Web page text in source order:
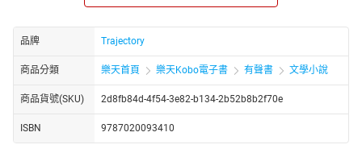
only conveyed a timeless story of survival under the harshest of
circumstances, she also created two of the most famous lovers in
the English-speaking world since Romeo and Juliet.
品牌 Trajectory
商品分類 樂天首頁 樂天Kobo電子書 有聲書 文學小說
商品貨號(SKU) 2d8fb84d-4f54-3e82-b134-2b52b8b2f70e
ISBN 9787020093410